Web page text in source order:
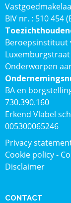
BIV nr. : 510 454
Beroepsinstituut
Luxemburgstraat
Onderworpen
BA en
730.390.160
Erkend Vlabel
005300065246
Privacy
Cookie policy-
Disclaimer
CONTACT